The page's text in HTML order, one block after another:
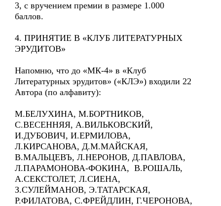
3, с вручением премии в размере 1.000
баллов.
4. ПРИНЯТИЕ В «КЛУБ ЛИТЕРАТУРНЫХ
ЭРУДИТОВ»
Напомню, что до «МК-4» в «Клуб
Литературных эрудитов» («КЛЭ») входили 22
Автора (по алфавиту):
М.БЕЛУХИНА, М.БОРТНИКОВ,
С.ВЕСЕННЯЯ, А.ВИЛЬКОВСКИЙ,
И.ДУБОВИЧ, И.ЕРМИЛОВА,
Л.КИРСАНОВА, Д.М.МАЙСКАЯ,
В.МАЛЬЦЕВЪ, Л.НЕРОНОВ, Д.ПАВЛОВА,
Л.ПАРАМОНОВА-ФОКИНА, В.РОШАЛЬ,
А.СЕКСТОЛЕТ, Л.СИЕНА,
З.СУЛЕЙМАНОВ, Э.ТАТАРСКАЯ,
Р.ФИЛАТОВА, С.ФРЕЙДЛИН, Г.ЧЕРОНОВА,